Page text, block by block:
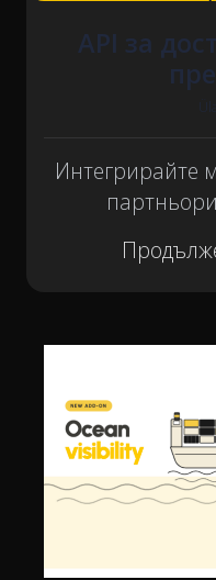
API за
Интегрирайте